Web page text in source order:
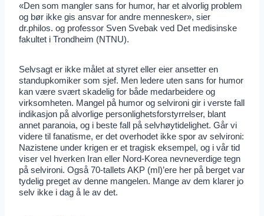
«Den som mangler sans for humor, har et alvorlig problem
og bør ikke gis ansvar for andre mennesker», sier
dr.philos. og professor Sven Svebak ved Det medisinske
fakultet i Trondheim (NTNU).
Selvsagt er ikke målet at styret eller eier ansetter en
standupkomiker som sjef. Men ledere uten sans for humor
kan være svært skadelig for både medarbeidere og
virksomheten. Mangel på humor og selvironi gir i verste fall
indikasjon på alvorlige personlighetsforstyrrelser, blant
annet paranoia, og i beste fall på selvhøytidelighet. Går vi
videre til fanatisme, er det overhodet ikke spor av selvironi:
Nazistene under krigen er et tragisk eksempel, og i vår tid
viser vel hverken Iran eller Nord-Korea nevneverdige tegn
på selvironi. Også 70-tallets AKP (ml)’ere her på berget var
tydelig preget av denne mangelen. Mange av dem klarer jo
selv ikke i dag å le av det.